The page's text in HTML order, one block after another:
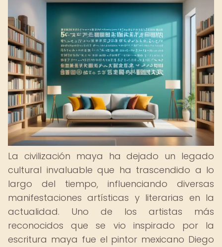
La civilización maya ha dejado un legado
cultural invaluable que ha trascendido a lo
largo del tiempo, influenciando diversas
manifestaciones artísticas y literarias en la
actualidad. Uno de los artistas más
reconocidos que se vio inspirado por la
escritura maya fue el pintor mexicano Diego